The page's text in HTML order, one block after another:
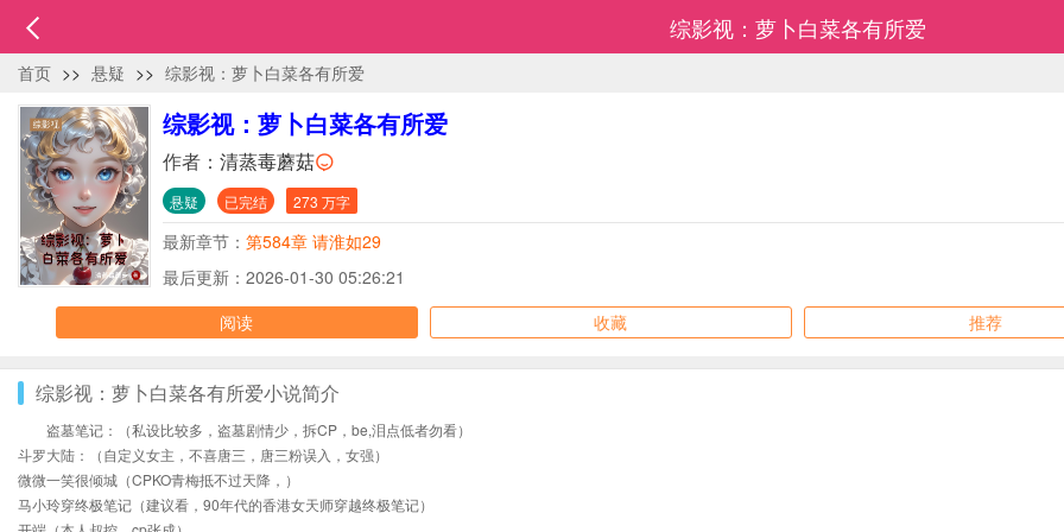
综影视：萝卜白菜各有所爱
首页 >> 悬疑 >> 综影视：萝卜白菜各有所爱
综影视：萝卜白菜各有所爱
作者： 清蒸毒蘑菇
悬疑 已完结 273 万字
最新章节： 第584章 请淮如29
最后更新：2026-01-30 05:26:21
阅读
收藏 推荐
综影视：萝卜白菜各有所爱小说简介
盗墓笔记：（私设比较多，盗墓剧情少，拆CP，be,泪点低者勿看）
斗罗大陆：（自定义女主，不喜唐三，唐三粉误入，女强）
微微一笑很倾城（CPKO青梅抵不过天降，）
马小玲穿终极笔记（建议看，90年代的香港女天师穿越终极笔记）